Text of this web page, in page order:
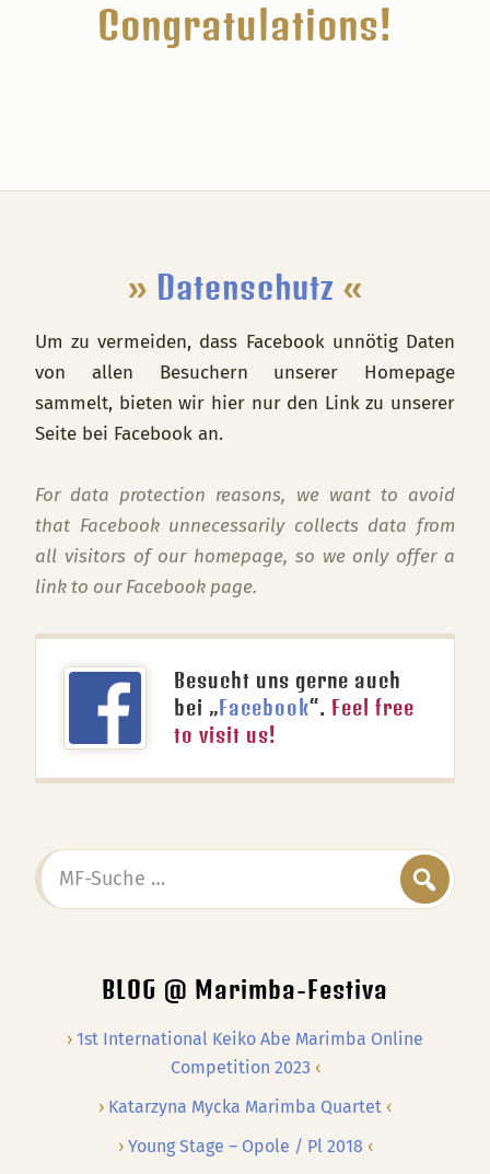
Congratulations!
» Datenschutz «
Um zu vermeiden, dass Facebook unnötig Daten
von allen Besuchern unserer Homepage
sammelt, bieten wir hier nur den Link zu unserer
Seite bei Facebook an.
For data protection reasons, we want to avoid
that Facebook unnecessarily collects data from
all visitors of our homepage, so we only offer a
link to our Facebook page.
Besucht uns gerne auch
bei „Facebook“. Feel free
to visit us!
MF-
Suche
BLOG @ Marimba-Festiva
1st International Keiko Abe Marimba Online
Competition 2023
Katarzyna Mycka Marimba Quartet
Young Stage – Opole / Pl 2018